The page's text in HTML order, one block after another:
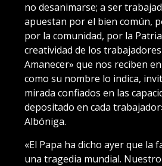
no desanimarse; a ser
apuestan por el bien común,
por la comunidad, por la
creatividad de los
Amanecer» que nos reciben
como su nombre lo indica,
mirada confiados en las
depositado en cada
Albóniga.
«El Papa ha dicho ayer que la
una tragedia mundial.